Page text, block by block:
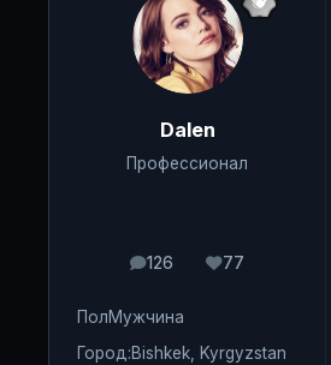
Dalen
Профессионал
126
сообщения
77
Репутация
ПолМужчина
Город:Bishkek, Kyrgyzstan